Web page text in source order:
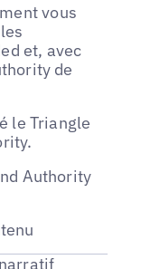
vous
et, avec
de
le Triangle
Authority